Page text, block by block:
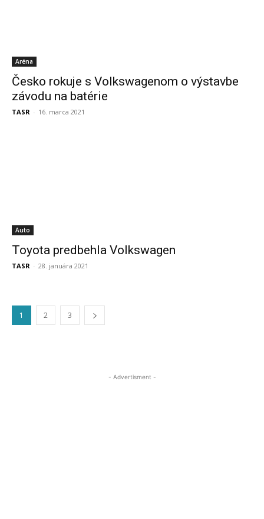
Aréna
Česko rokuje s Volkswagenom o výstavbe
závodu na batérie
TASR - 16. marca 2021
Auto
Toyota predbehla Volkswagen
TASR - 28. januára 2021
1 2 3
- Advertisment -